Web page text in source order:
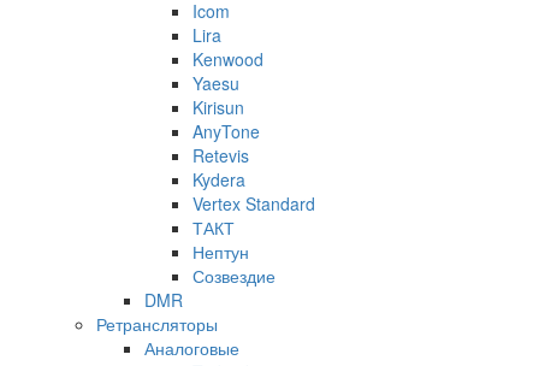
Icom
Lira
Kenwood
Yaesu
Kirisun
AnyTone
Retevis
Kydera
Vertex Standard
ТАКТ
Нептун
Созвездие
DMR
Ретрансляторы
Аналоговые